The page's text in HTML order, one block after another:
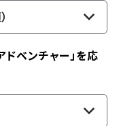
ドベンチャー」を応